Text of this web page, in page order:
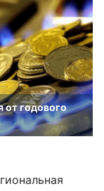
от годового